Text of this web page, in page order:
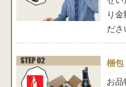
り
ださ
梱包
お品